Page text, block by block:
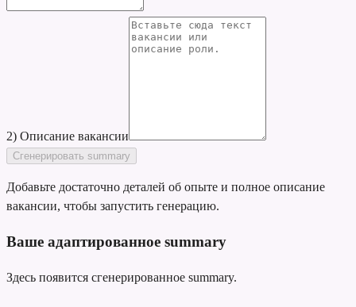
2) Описание вакансии
Сгенерировать summary
Добавьте достаточно деталей об опыте и полное описание
вакансии, чтобы запустить генерацию.
Ваше адаптированное summary
Здесь появится сгенерированное summary.